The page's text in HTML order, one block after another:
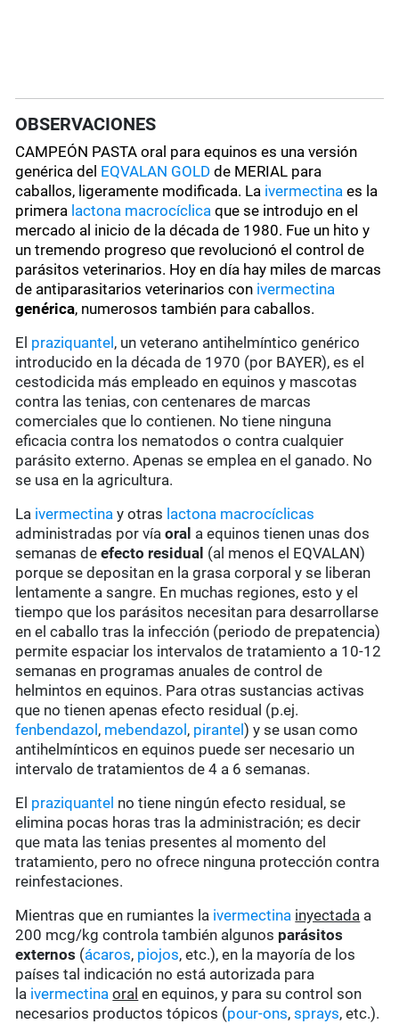
OBSERVACIONES
CAMPEÓN PASTA oral para equinos es una versión
genérica del EQVALAN GOLD de MERIAL para
caballos, ligeramente modificada. La ivermectina es la
primera lactona macrocíclica que se introdujo en el
mercado al inicio de la década de 1980. Fue un hito y
un tremendo progreso que revolucionó el control de
parásitos veterinarios. Hoy en día hay miles de marcas
de antiparasitarios veterinarios con ivermectina
genérica, numerosos también para caballos.
El praziquantel , un veterano antihelmíntico genérico
introducido en la década de 1970 (por BAYER), es el
cestodicida más empleado en equinos y mascotas
contra las tenias, con centenares de marcas
comerciales que lo contienen. No tiene ninguna
eficacia contra los nematodos o contra cualquier
parásito externo. Apenas se emplea en el ganado. No
se usa en la agricultura.
La ivermectina y otras lactona macrocíclicas
administradas por víaoral a equinos tienen unas dos
semanas deefecto residual (al menos el EQVALAN)
porque se depositan en la grasa corporal y se liberan
lentamente a sangre. En muchas regiones, esto y el
tiempo que los parásitos necesitan para desarrollarse
en el caballo tras la infección (periodo de prepatencia)
permite espaciar los intervalos de tratamiento a 10-12
semanas en programas anuales de control de
helmintos en equinos. Para otras sustancias activas
que no tienen apenas efecto residual (p.ej.
fenbendazol , mebendazol , pirantel) y se usan como
antihelmínticos en equinos puede ser necesario un
intervalo de tratamientos de 4 a 6 semanas.
El praziquantel no tiene ningún efecto residual, se
elimina pocas horas tras la administración; es decir
que mata las tenias presentes al momento del
tratamiento, pero no ofrece ninguna protección contra
reinfestaciones.
Mientras que en rumiantes la ivermectina inyectada a
200 mcg/kg controla también algunos parásitos
externos (ácaros, piojos, etc.), en la mayoría de los
países tal indicación no está autorizada para
la ivermectina oral en equinos, y para su control son
necesarios productos tópicos (pour-ons,sprays, etc.).